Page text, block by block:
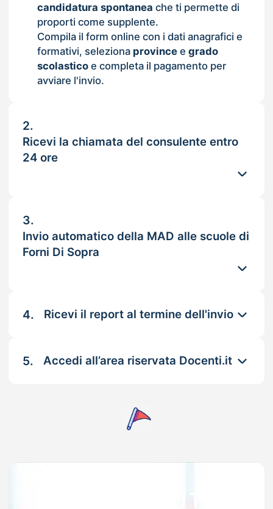
candidatura spontanea che ti permette di
proporti come supplente.
Compila il form online con i dati anagrafici e
formativi, seleziona provincee grado
scolasticoe completa il pagamento per
avviare l'invio.
2.
Ricevi la chiamata del consulente entro
24 ore
3.
Invio automatico della MAD alle scuole di
Forni Di Sopra
4. Ricevi il report al termine dell'invio
5. Accedi all’area riservata Docenti.it